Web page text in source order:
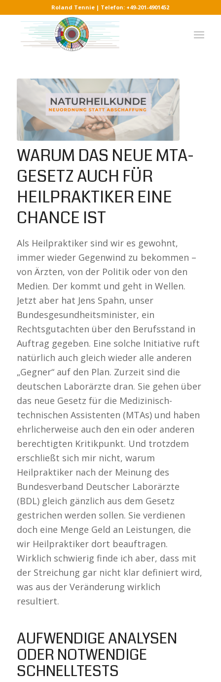
Roland Tennie | Telefon: +49-201-4901452
WARUM DAS NEUE MTA-
GESETZ AUCH FÜR
HEILPRAKTIKER EINE
CHANCE IST
Als Heilpraktiker sind wir es gewohnt,
immer wieder Gegenwind zu bekommen –
von Ärzten, von der Politik oder von den
Medien. Der kommt und geht in Wellen.
Jetzt aber hat Jens Spahn, unser
Bundesgesundheitsminister, ein
Rechtsgutachten über den Berufsstand in
Auftrag gegeben. Eine solche Initiative ruft
natürlich auch gleich wieder alle anderen
„Gegner“ auf den Plan. Zurzeit sind die
deutschen Laborärzte dran. Sie gehen über
das neue Gesetz für die Medizinisch-
technischen Assistenten (MTAs) und haben
ehrlicherweise auch den ein oder anderen
berechtigten Kritikpunkt. Und trotzdem
erschließt sich mir nicht, warum
Heilpraktiker nach der Meinung des
Bundesverband Deutscher Laborärzte
(BDL) gleich gänzlich aus dem Gesetz
gestrichen werden sollen. Sie verdienen
doch eine Menge Geld an Leistungen, die
wir Heilpraktiker dort beauftragen.
Wirklich schwierig finde ich aber, dass mit
der Streichung gar nicht klar definiert wird,
was aus der Veränderung wirklich
resultiert.
AUFWENDIGE ANALYSEN
ODER NOTWENDIGE
SCHNELLTESTS